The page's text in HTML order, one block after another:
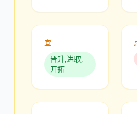
宜
晋升,进取,
开拓